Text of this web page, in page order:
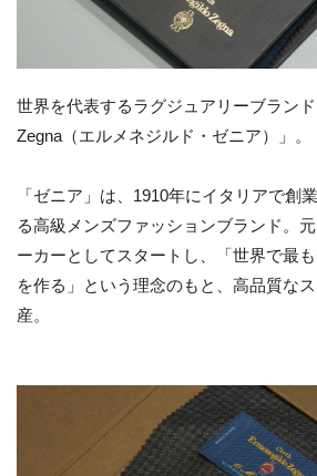
世界を代表するラグジュアリーブラン
Zegna（エルメネジルド・ゼニア）」。
「ゼニア」は、1910年にイタリアで創
る高級メンズファッションブランド。
ーカーとしてスタートし、「世界で最
を作る」という理念のもと、高品質な
産。